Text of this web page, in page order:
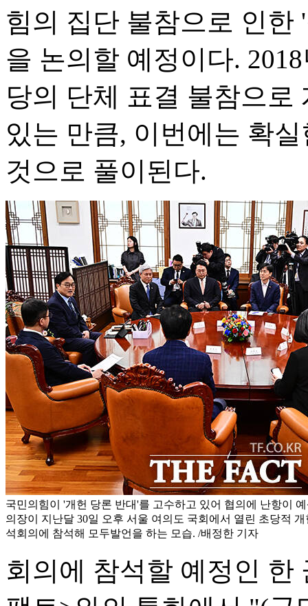
힘의 집단 불참으로 인한
을 논의할 예정이다.
당의 단체 표결 불참으
있는 만큼, 이번에는 확
것으로 풀이된다.
국민의힘이 '개헌 당론 반대'를 고수하고 있어 협의에 난항이
의장이 지난달 30일 오후 서울 여의도 국회에서 열린 초당적
석회의에 참석해 모두발언을 하는 모습. /배정한 기자
회의에 참석할 예정인 한